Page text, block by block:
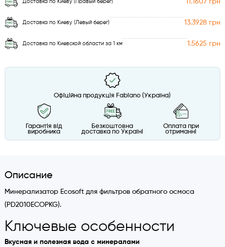
Доставка по Киеву (Правый берег) 11.1607 грн
Доставка по Киеву (Левый берег) 13.3928 грн
Доставка по Киевской области за 1 км 1.5625 грн
Офіційна продукція Fabiano (Україна)
Гарантія від
виробника
Безкоштовна
доставка по Україні
Оплата при
отриманні
Описание
Минерализатор Ecosoft для фильтров обратного осмоса
(PD2010ECOPKG).
Ключевые особенности
Вкусная и полезная вода с минералами